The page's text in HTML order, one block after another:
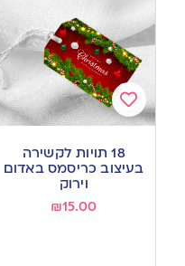
Add
to
wishlist
18 תויות לקשירה
בעיצוב כריסמס באדום
וירוק
₪15.00